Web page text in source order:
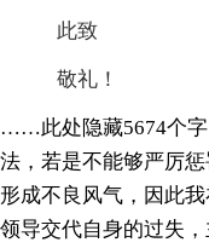
此致
敬礼！
……此处隐藏5674个
法，若是不能够严厉
形成不良风气，因此
领导交代自身的过失